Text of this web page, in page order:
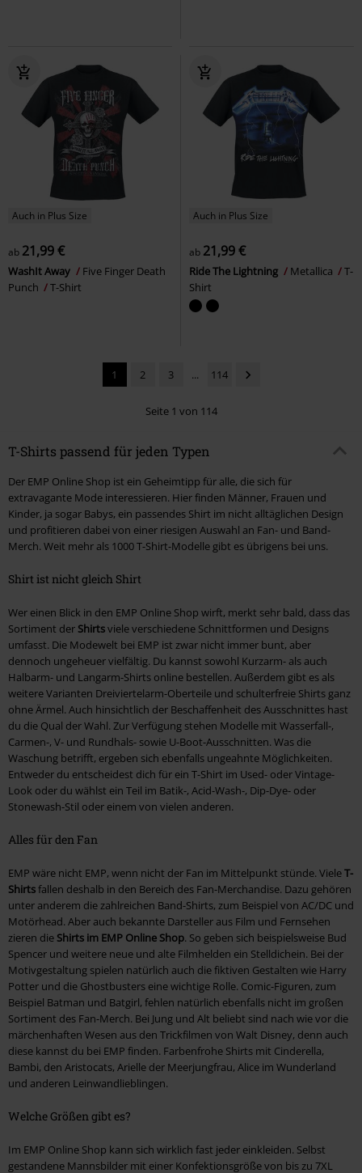
Auch in Plus Size
ab 21,99 €
WashIt Away
Five Finger Death
Punch
T-Shirt
Auch in Plus Size
ab 21,99 €
Ride The Lightning Metallica
T-
Shirt
1 2 3 ... 114
Seite 1 von 114
T-Shirts passend für jeden Typen
Der EMP Online Shop ist ein Geheimtipp für alle, die sich für
extravagante Mode interessieren. Hier finden Männer, Frauen und
Kinder, ja sogar Babys, ein passendes Shirt im nicht alltäglichen Design
und profitieren dabei von einer riesigen Auswahl an Fan- und Band-
Merch. Weit mehr als 1000 T-Shirt-Modelle gibt es übrigens bei uns.
Shirt ist nicht gleich Shirt
Wer einen Blick in den EMP Online Shop wirft, merkt sehr bald, dass das
Sortiment der Shirtsviele verschiedene Schnittformen und Designs
umfasst. Die Modewelt bei EMP ist zwar nicht immer bunt, aber
dennoch ungeheuer vielfältig. Du kannst sowohl Kurzarm- als auch
Halbarm- und Langarm-Shirts online bestellen. Außerdem gibt es als
weitere Varianten Dreiviertelarm-Oberteile und schulterfreie Shirts ganz
ohne Ärmel. Auch hinsichtlich der Beschaffenheit des Ausschnittes hast
du die Qual der Wahl. Zur Verfügung stehen Modelle mit Wasserfall-,
Carmen-, V- und Rundhals- sowie U-Boot-Ausschnitten. Was die
Waschung betrifft, ergeben sich ebenfalls ungeahnte Möglichkeiten.
Entweder du entscheidest dich für ein T-Shirt im Used- oder Vintage-
Look oder du wählst ein Teil im Batik-, Acid-Wash-, Dip-Dye- oder
Stonewash-Stil oder einem von vielen anderen.
Alles für den Fan
EMP wäre nicht EMP, wenn nicht der Fan im Mittelpunkt stünde. VieleT-
Shirtsfallen deshalb in den Bereich des Fan-Merchandise. Dazu gehören
unter anderem die zahlreichen Band-Shirts, zum Beispiel von AC/DC und
Motörhead. Aber auch bekannte Darsteller aus Film und Fernsehen
zieren die Shirts im EMP Online Shop. So geben sich beispielsweise Bud
Spencer und weitere neue und alte Filmhelden ein Stelldichein. Bei der
Motivgestaltung spielen natürlich auch die fiktiven Gestalten wie Harry
Potter und die Ghostbusters eine wichtige Rolle. Comic-Figuren, zum
Beispiel Batman und Batgirl, fehlen natürlich ebenfalls nicht im großen
Sortiment des Fan-Merch. Bei Jung und Alt beliebt sind nach wie vor die
märchenhaften Wesen aus den Trickfilmen von Walt Disney, denn auch
diese kannst du bei EMP finden. Farbenfrohe Shirts mit Cinderella,
Bambi, den Aristocats, Arielle der Meerjungfrau, Alice im Wunderland
und anderen Leinwandlieblingen.
Welche Größen gibt es?
Im EMP Online Shop kann sich wirklich fast jeder einkleiden. Selbst
gestandene Mannsbilder mit einer Konfektionsgröße von bis zu 7XL